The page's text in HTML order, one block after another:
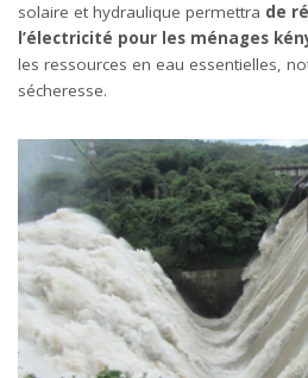
solaire et hydraulique permettra de
l’électricité pour les ménages
les ressources en eau essentielles,
sécheresse.